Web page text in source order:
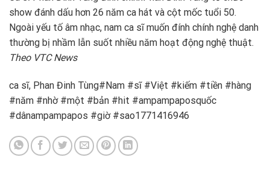
show đánh dấu hơn 26 năm ca hát và cột mốc tuổi 50.
Ngoài yếu tố âm nhạc, nam ca sĩ muốn đính chính nghệ danh
thường bị nhầm lẫn suốt nhiều năm hoạt động nghệ thuật.
Theo VTC News
ca sĩ, Phan Đinh Tùng#Nam #sĩ #Việt #kiếm #tiền #hàng
#năm #nhờ #một #bản #hit #ampampaposquốc
#dânampampapos #giờ #sao1771416946